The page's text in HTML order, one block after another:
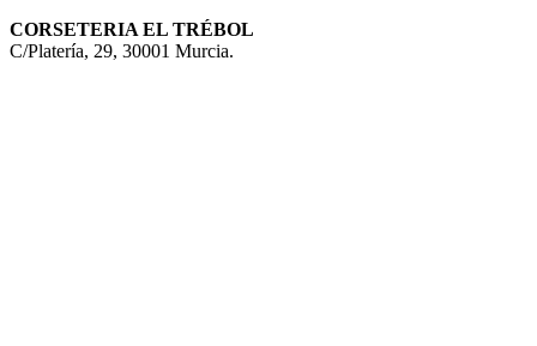
CORSETERIA EL TRÉBOL
C/Platería, 29, 30001 Murcia.